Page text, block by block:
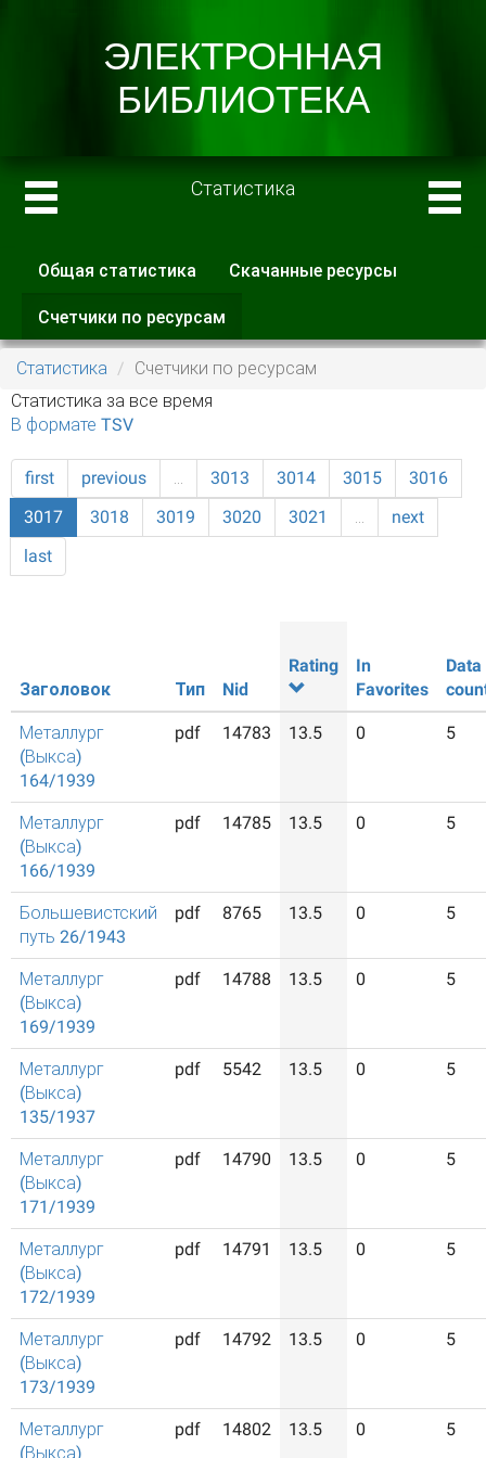
Статистика
Главные вкладки
Общая статистика Скачанные ресурсы
Счетчики по ресурсам
вкладка)
Статистика
Счетчики по ресурсам
Статистика за все время
В формате TSV
first previous … 3013 3014 3015
3016
3017
3018 3019 3020 3021 …
next
last
Заголовок Тип Nid
Rating
In
Favorites
Data
Металлург
(Выкса)
164/1939
pdf 14783 13.5 0 5
Металлург
(Выкса)
166/1939
pdf 14785 13.5 0 5
Большевистский
путь 26/1943
pdf 8765 13.5 0 5
Металлург
(Выкса)
169/1939
pdf 14788 13.5 0 5
Металлург
(Выкса)
135/1937
pdf 5542 13.5 0 5
Металлург
(Выкса)
171/1939
pdf 14790 13.5 0 5
Металлург
(Выкса)
172/1939
pdf 14791 13.5 0 5
Металлург
(Выкса)
173/1939
pdf 14792 13.5 0 5
Металлург
(Выкса)
pdf 14802 13.5 0 5